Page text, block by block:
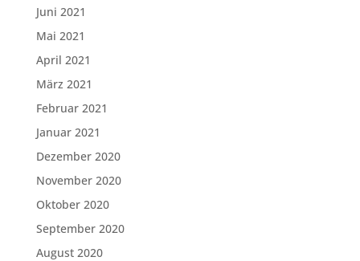
Juni 2021
Mai 2021
April 2021
März 2021
Februar 2021
Januar 2021
Dezember 2020
November 2020
Oktober 2020
September 2020
August 2020